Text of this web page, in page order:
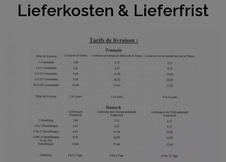
Lieferkosten & Lieferfrist